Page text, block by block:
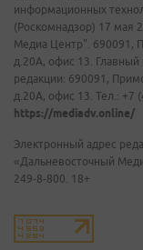
информационных
(Роскомнадзор) 17 мая
Медиа Центр". 690091,
д.20А, офис 13.
редакции: 690091,
д.20А, офис 13. Тел.: +7
https://mediadv.online/
Электронный адрес
«Дальневосточный
249-8-800. 18+